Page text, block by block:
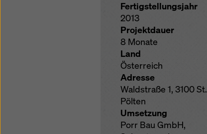
Fertigstellungsjahr
2013
Projektdauer
8 Monate
Land
Österreich
Adresse
Waldstraße 1, 3100 St.
Pölten
Umsetzung
Porr Bau GmbH,